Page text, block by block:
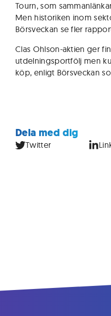
Tourn, som
Men historiken inom
Börsveckan se fler
Clas Ohlson-aktien ger
utdelningsportfölj men
köp, enligt Börsveckan
Dela med dig
Twitter